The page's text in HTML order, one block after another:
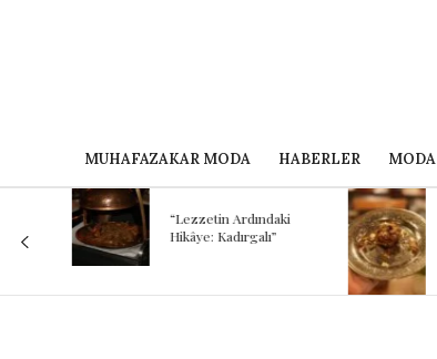
MUHAFAZAKAR MODA HABERLER MODA
“Lezzetin Ardındaki
Hikâye: Kadırgalı”